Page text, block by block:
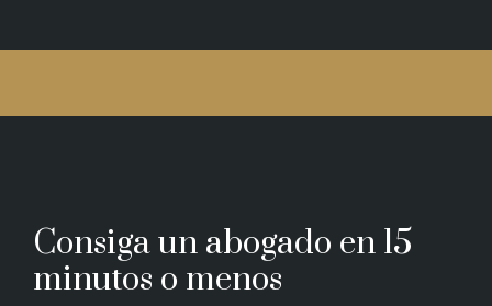
Consiga un abogado en 15
minutos o menos